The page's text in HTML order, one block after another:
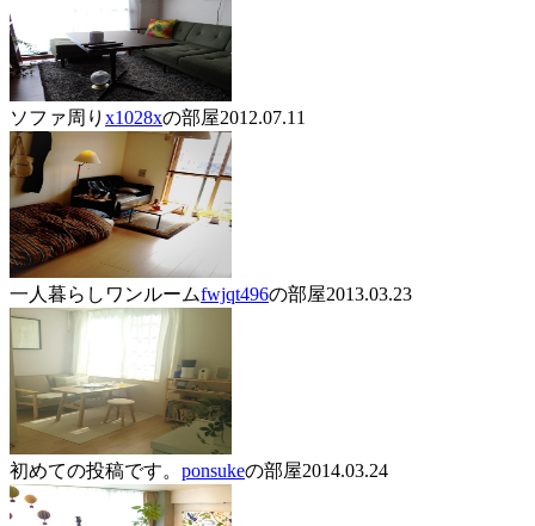
ソファ周り x1028xの部屋2012.07.11
一人暮らしワンルームfwjqt496の部屋2013.03.23
初めての投稿です。 ponsukeの部屋2014.03.24